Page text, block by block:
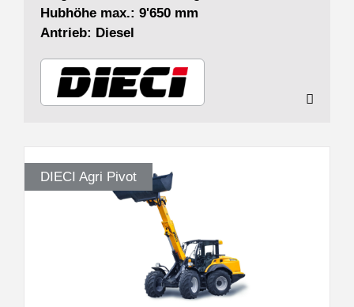
Hubhöhe max.: 9'650 mm
Antrieb: Diesel
DIECI Agri Pivot